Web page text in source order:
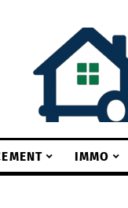
IMMO